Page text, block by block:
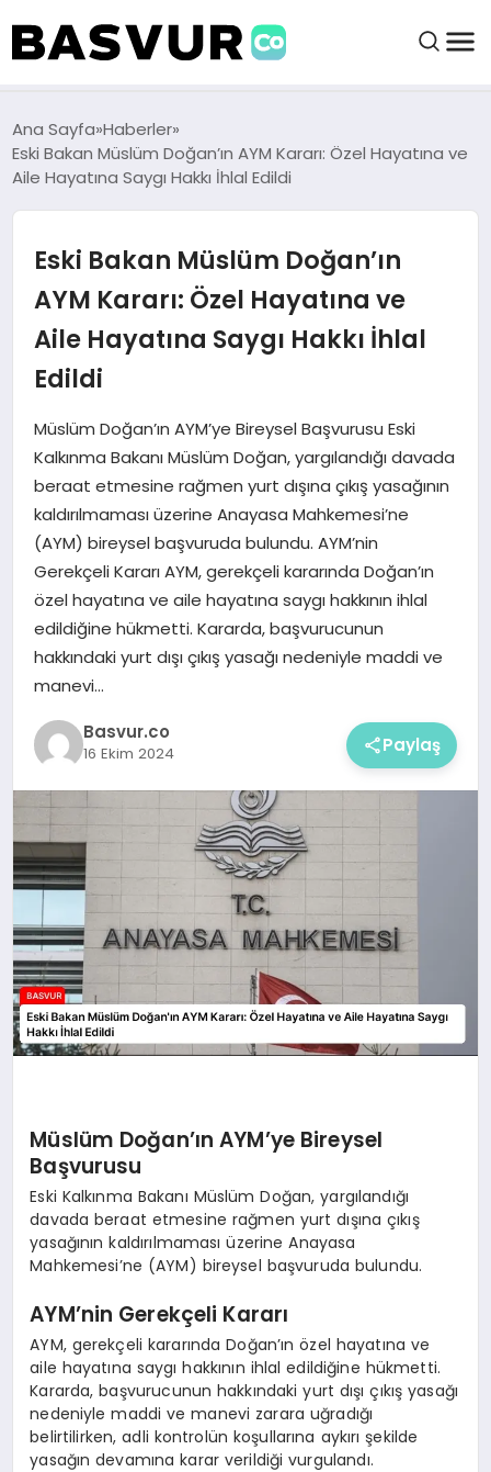
BAŞVURULAR
BAYILIKLER
HABERLER
KRIPTO HABER
Ana Sayfa Haberler
Eski Bakan Müslüm Doğan’ın AYM Kararı: Özel Hayatına ve
Aile Hayatına Saygı Hakkı İhlal Edildi
Eski Bakan Müslüm Doğan’ın
AYM Kararı: Özel Hayatına ve
Aile Hayatına Saygı Hakkı İhlal
Edildi
Müslüm Doğan’ın AYM’ye Bireysel Başvurusu Eski
Kalkınma Bakanı Müslüm Doğan, yargılandığı davada
beraat etmesine rağmen yurt dışına çıkış yasağının
kaldırılmaması üzerine Anayasa Mahkemesi’ne
(AYM) bireysel başvuruda bulundu. AYM’nin
Gerekçeli Kararı AYM, gerekçeli kararında Doğan’ın
özel hayatına ve aile hayatına saygı hakkının ihlal
edildiğine hükmetti. Kararda, başvurucunun
hakkındaki yurt dışı çıkış yasağı nedeniyle maddi ve
manevi…
Basvur.co
16 Ekim 2024 Paylaş
Müslüm Doğan’ın AYM’ye Bireysel
Başvurusu
Eski Kalkınma Bakanı Müslüm Doğan, yargılandığı
davada beraat etmesine rağmen yurt dışına çıkış
yasağının kaldırılmaması üzerine Anayasa
Mahkemesi’ne (AYM) bireysel başvuruda bulundu.
AYM’nin Gerekçeli Kararı
AYM, gerekçeli kararında Doğan’ın özel hayatına ve
aile hayatına saygı hakkının ihlal edildiğine hükmetti.
Kararda, başvurucunun hakkındaki yurt dışı çıkış yasağı
nedeniyle maddi ve manevi zarara uğradığı
belirtilirken, adli kontrolün koşullarına aykırı şekilde
yasağın devamına karar verildiği vurgulandı.